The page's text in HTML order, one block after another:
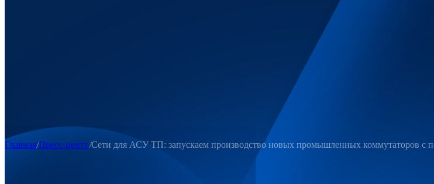
Главная Пресс-центр Сети для АСУ ТП: запускаем производство новых промышленных коммутаторов с